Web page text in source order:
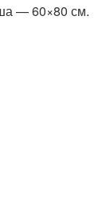
— 60×80 см.